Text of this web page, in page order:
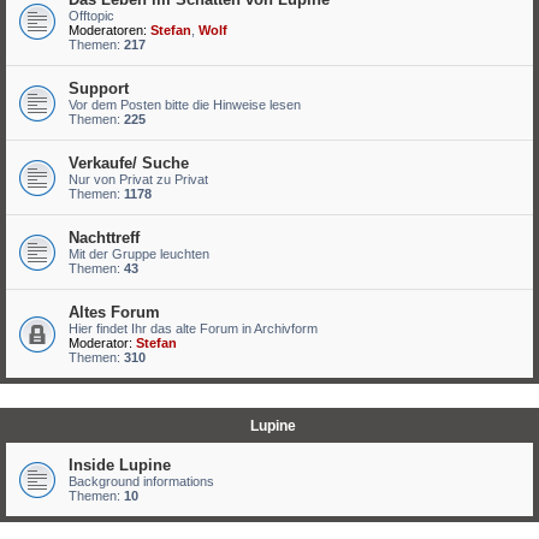
Offtopic
Moderatoren: Stefan Wolf
Themen: 217
Support
Vor dem Posten bitte die Hinweise lesen
Themen: 225
Verkaufe/ Suche
Nur von Privat zu Privat
Themen: 1178
Nachttreff
Mit der Gruppe leuchten
Themen: 43
Altes Forum
Hier findet Ihr das alte Forum in Archivform
Moderator: Stefan
Themen: 310
Lupine
Inside Lupine
Background informations
Themen: 10